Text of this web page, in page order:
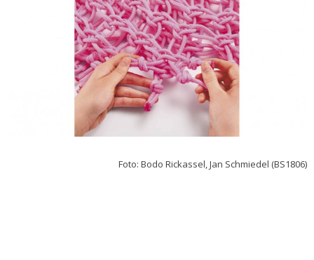
Foto: Bodo Rickassel, Jan Schmiedel (BS1806)